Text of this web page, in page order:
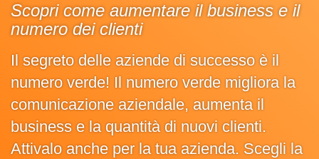
Scopri come aumentare il business e il
numero dei clienti
Il segreto delle aziende di successo è il
numero verde! Il numero verde migliora la
comunicazione aziendale, aumenta il
business e la quantità di nuovi clienti.
Attivalo anche per la tua azienda. Scegli la